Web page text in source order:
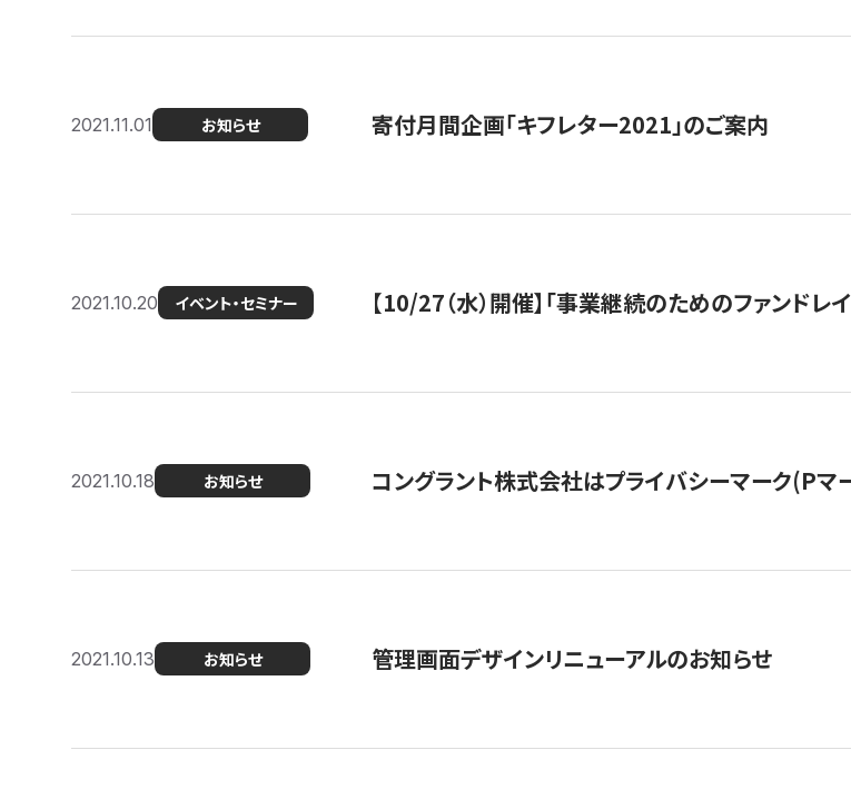
2021.11.01 お知らせ 寄付月間企画「キフレター2021」のご案内
2021.10.20 イベント・セミナー 【10/27（水）開催】「事業継続のためのファンドレ
2021.10.18 お知らせ コングラント株式会社はプライバシーマーク(Pマ
2021.10.13 お知らせ 管理画面デザインリニューアルのお知らせ